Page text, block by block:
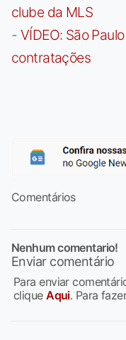
clube da MLS
- VÍDEO: São
contratações
Comentários
Nenhum comentario!
Enviar comentário
Para enviar
cliqueAqui. Para